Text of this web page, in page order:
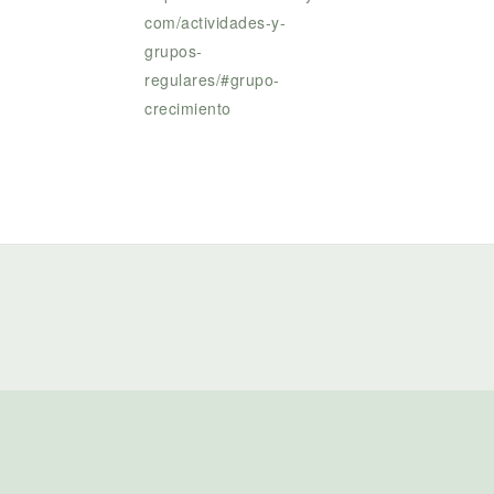
com/actividades-y-
grupos-
regulares/#grupo-
crecimiento